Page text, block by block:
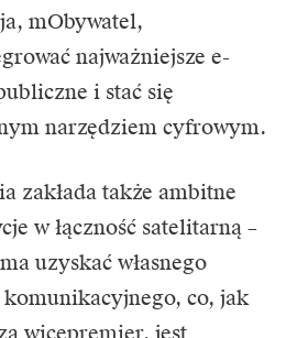
mObywatel,
najważniejsze e-
i stać się
narzędziem cyfrowym.
zakłada także ambitne
w łączność satelitarną –
uzyskać własnego
komunikacyjnego, co, jak